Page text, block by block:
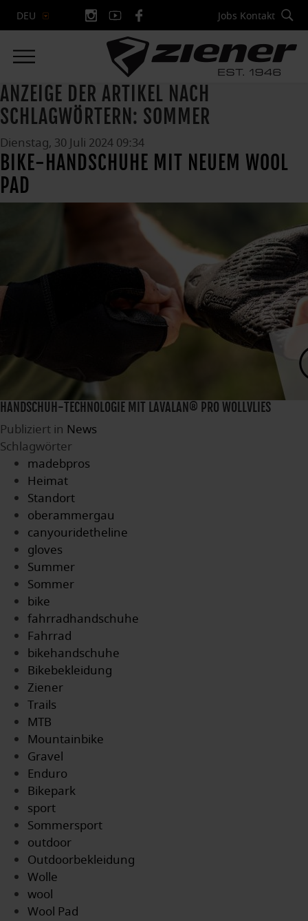
DEU Jobs Kontakt
ANZEIGE DER ARTIKEL NACH
SCHLAGWÖRTERN: SOMMER
Dienstag, 30 Juli 2024 09:34
BIKE-HANDSCHUHE MIT NEUEM WOOL
PAD
HANDSCHUH-TECHNOLOGIE MIT LAVALAN® PRO WOLLVLIES
Publiziert in News
Schlagwörter
madebpros
Heimat
Standort
oberammergau
canyouridetheline
gloves
Summer
Sommer
bike
fahrradhandschuhe
Fahrrad
bikehandschuhe
Bikebekleidung
Ziener
Trails
MTB
Mountainbike
Gravel
Enduro
Bikepark
sport
Sommersport
outdoor
Outdoorbekleidung
Wolle
wool
Wool Pad